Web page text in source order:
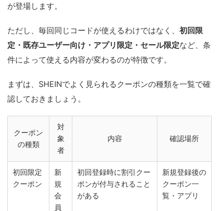
が登場します。
ただし、毎回同じコードが使えるわけではなく、 初回限
定・既存ユーザー向け・アプリ限定・セール限定など、条
件によって使える内容が変わるのが特徴です。
まずは、SHEINでよく見られるクーポンの種類を一覧で確
認しておきましょう。
クーポン
の種類
対
象
者
内容 確認場所
初回限定
クーポン
新
規
会
員
初回登録時に割引クー
ポンが付与されること
がある
新規登録後の
クーポン一
覧・アプリ